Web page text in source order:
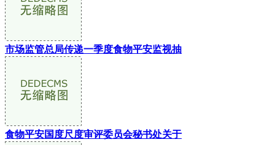
市场监管总局传递一季度食物平安监视抽
食物平安国度尺度审评委员会秘书处关于